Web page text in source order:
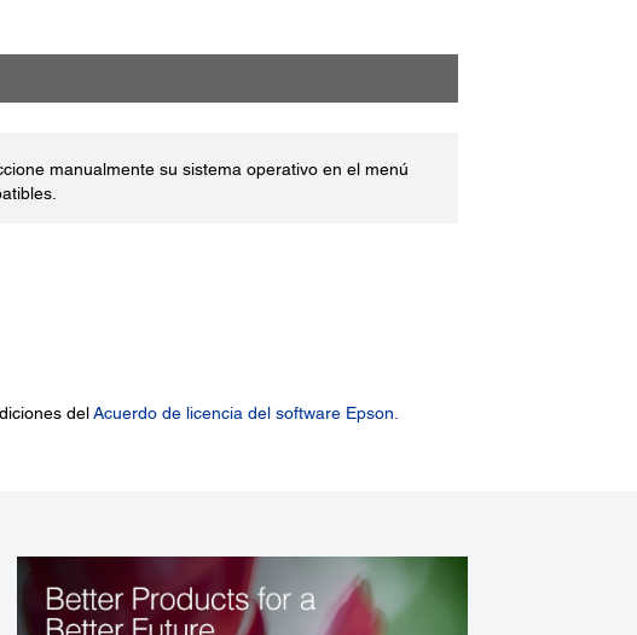
manualmente su sistema operativo en el menú
delAcuerdo de licencia del software Epson.